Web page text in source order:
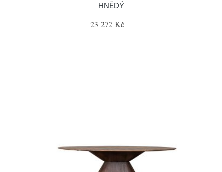
HNĚDÝ
23 272 Kč